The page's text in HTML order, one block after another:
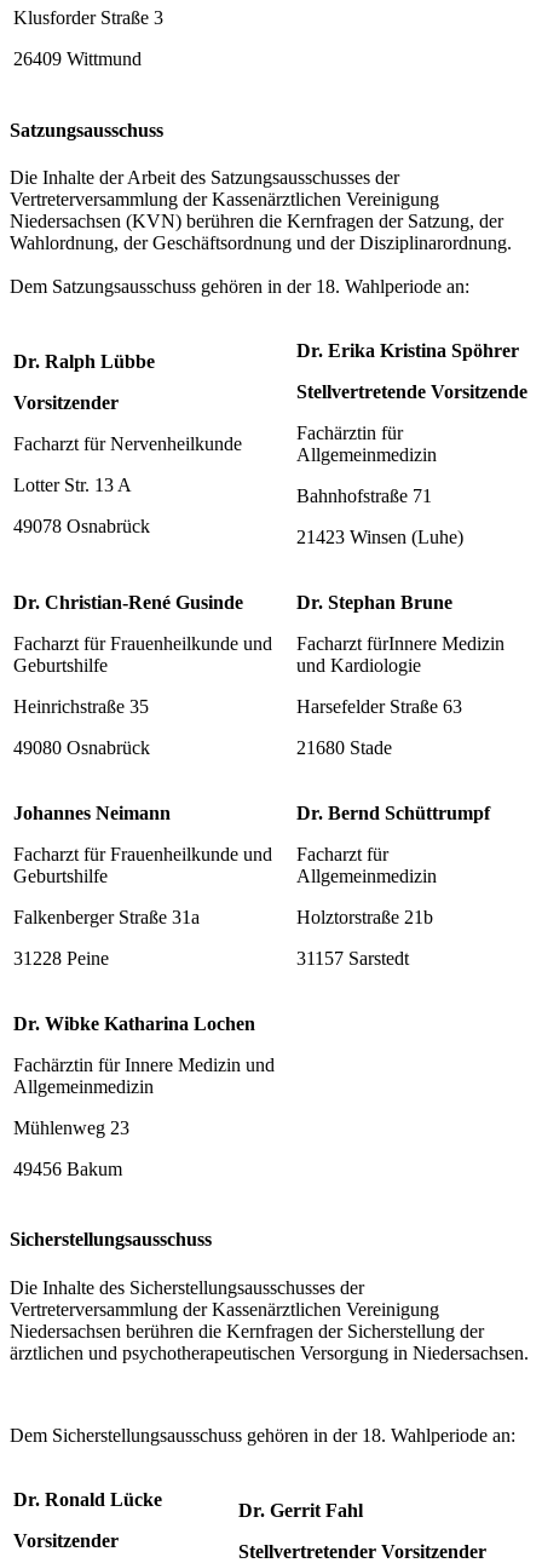
Klusforder Straße 3
26409 Wittmund
Satzungsausschuss
Die Inhalte der Arbeit des Satzungsausschusses der
Vertreterversammlung der Kassenärztlichen Vereinigung
Niedersachsen (KVN) berühren die Kernfragen der Satzung, der
Wahlordnung, der Geschäftsordnung und der Disziplinarordnung.
Dem Satzungsausschuss gehören in der 18. Wahlperiode an:
Dr. Ralph Lübbe
Vorsitzender
Facharzt für Nervenheilkunde
Lotter Str. 13 A
49078 Osnabrück
Dr. Erika Kristina Spöhrer
Stellvertretende Vorsitzende
Fachärztin für
Allgemeinmedizin
Bahnhofstraße 71
21423 Winsen (Luhe)
Dr. Christian-René Gusinde
Facharzt für Frauenheilkunde und
Geburtshilfe
Heinrichstraße 35
49080 Osnabrück
Dr. Stephan Brune
Facharzt fürInnere Medizin
und Kardiologie
Harsefelder Straße 63
21680 Stade
Johannes Neimann
Facharzt für Frauenheilkunde und
Geburtshilfe
Falkenberger Straße 31a
31228 Peine
Dr. Bernd Schüttrumpf
Facharzt für
Allgemeinmedizin
Holztorstraße 21b
31157 Sarstedt
Dr. Wibke Katharina Lochen
Fachärztin für Innere Medizin und
Allgemeinmedizin
Mühlenweg 23
49456 Bakum
Sicherstellungsausschuss
Die Inhalte des Sicherstellungsausschusses der
Vertreterversammlung der Kassenärztlichen Vereinigung
Niedersachsen berühren die Kernfragen der Sicherstellung der
ärztlichen und psychotherapeutischen Versorgung in Niedersachsen.
Dem Sicherstellungsausschuss gehören in der 18. Wahlperiode an:
Dr. Ronald Lücke
Vorsitzender
Dr. Gerrit Fahl
Stellvertretender Vorsitzender